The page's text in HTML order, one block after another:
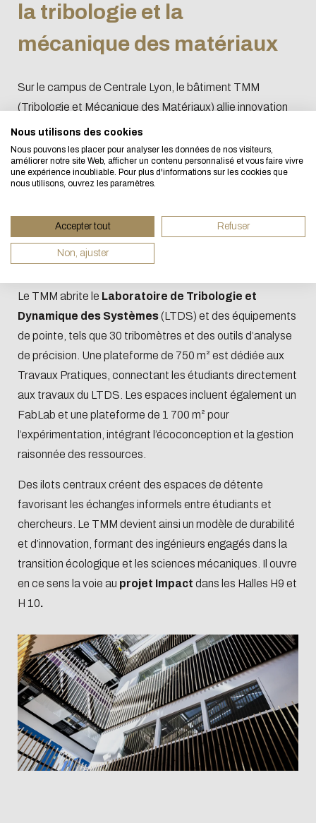
Nous avons développé ce site Internet dans le cadre
d'une démarche forte d'écoconception.
Si vous aussi vous souhaitez diminuer drastiquement
besoins énergétiques nécessaires à votre navigation,
sollicitera très peu nos serveurs et vous deviendrez
un acteur majeur de l’écoconception.
Merci pour votre contribution !
ACTIVER LE MODE ÉCO ANNULER
la tribologie et la
mécanique des matériaux
Sur le campus de Centrale Lyon, le bâtiment TMM
(Tribologie et Mécanique des Matériaux) allie innovation
pédagogique et performance énergétique. Inauguré en
2022, ce centre de 4 256 m², conçu dans le respect des
lignes du batiment initial de Jacques Perrin Fayolle,
dispose de persiennes mobiles optimisant l’éclairage
de lumière, participe à une régulation énergétique
naturelle entre les espaces de recherche et
d’enseignement.
Le TMM abrite le Laboratoire de Tribologie et
Dynamique des Systèmes(LTDS) et des équipements
de pointe, tels que 30 tribomètres et des outils d’analyse
de précision. Une plateforme de 750 m² est dédiée aux
Travaux Pratiques, connectant les étudiants directement
aux travaux du LTDS. Les espaces incluent également un
FabLab et une plateforme de 1 700 m² pour
l’expérimentation, intégrant l’écoconception et la gestion
raisonnée des ressources.
Des ilots centraux créent des espaces de détente
favorisant les échanges informels entre étudiants et
chercheurs. Le TMM devient ainsi un modèle de durabilité
et d’innovation, formant des ingénieurs engagés dans la
transition écologique et les sciences mécaniques. Il ouvre
en ce sens la voie au projet Impact dans les Halles H9 et
H 10.
Nous utilisons des cookies
Nous pouvons les placer pour analyser les données de nos visiteurs,
améliorer notre site Web, afficher un contenu personnalisé et vous faire vivre
une expérience inoubliable. Pour plus d'informations sur les cookies que
nous utilisons, ouvrez les paramètres.
Accepter tout Refuser
Non, ajuster